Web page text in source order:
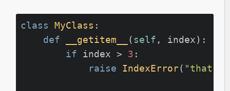
class MyClass :
def
__getitem__ ( self , index ):
if index > 3 :
raise
IndexError( "that's